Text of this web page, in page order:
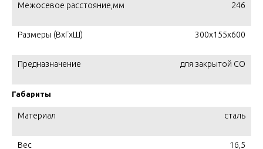
Межосевое расстояние,мм 246
Размеры (ВхГхШ) 300х155х600
Предназначение для закрытой СО
Габариты
Материал сталь
Вес 16,5